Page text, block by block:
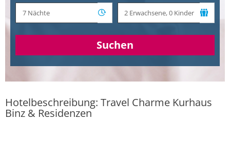
Suchen
Hotelbeschreibung: Travel Charme Kurhaus
Binz & Residenzen